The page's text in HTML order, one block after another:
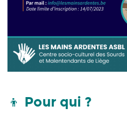
👦 Pour qui ?